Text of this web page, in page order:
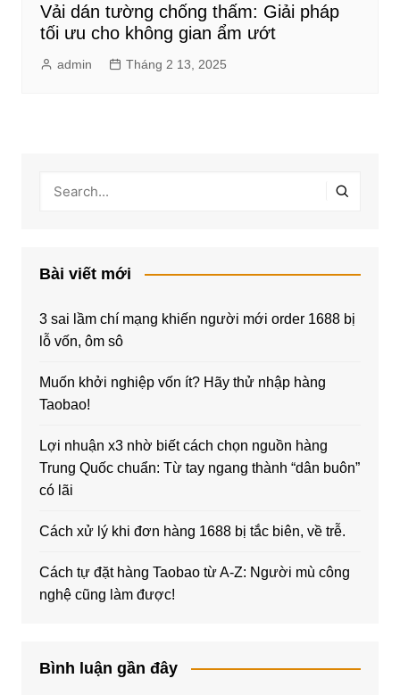
Vải dán tường chống thấm: Giải pháp
tối ưu cho không gian ẩm ướt
admin Tháng 2 13, 2025
Bài viết mới
3 sai lầm chí mạng khiến người mới order 1688 bị
lỗ vốn, ôm sô
Muốn khởi nghiệp vốn ít? Hãy thử nhập hàng
Taobao!
Lợi nhuận x3 nhờ biết cách chọn nguồn hàng
Trung Quốc chuẩn: Từ tay ngang thành “dân buôn”
có lãi
Cách xử lý khi đơn hàng 1688 bị tắc biên, về trễ.
Cách tự đặt hàng Taobao từ A-Z: Người mù công
nghệ cũng làm được!
Bình luận gần đây